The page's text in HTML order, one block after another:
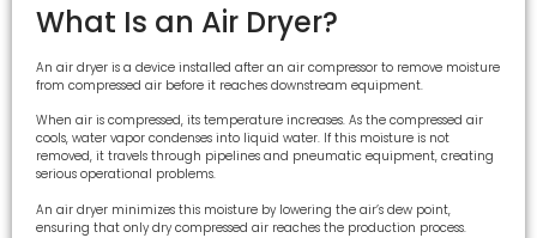
What Is an Air Dryer?
An air dryer is a device installed after an air compressor to remove moisture
from compressed air before it reaches downstream equipment.
When air is compressed, its temperature increases. As the compressed air
cools, water vapor condenses into liquid water. If this moisture is not
removed, it travels through pipelines and pneumatic equipment, creating
serious operational problems.
An air dryer minimizes this moisture by lowering the air’s dew point,
ensuring that only dry compressed air reaches the production process.